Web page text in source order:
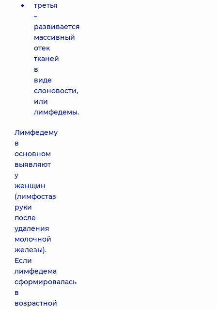
третья
–
развивается
массивный
отек
тканей
в
виде
слоновости,
или
лимфедемы.
Лимфедему
в
основном
выявляют
у
женщин
(лимфостаз
руки
после
удаления
молочной
железы).
Если
лимфедема
сформировалась
в
возрастной